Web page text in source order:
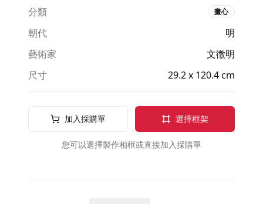
分類 畫心
朝代
明
藝術家
文徵明
尺寸
29.2 x 120.4 cm
加入採購單 選擇框架
您可以選擇製作相框或直接加入採購單